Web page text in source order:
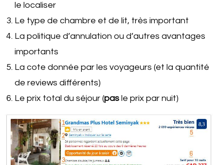
le localiser
Le type de chambre et de lit, très important
La politique d’annulation ou d’autres avantages
importants
La cote donnée par les voyageurs (et la quantité
de reviews différents)
Le prix total du séjour (pas le prix par nuit)